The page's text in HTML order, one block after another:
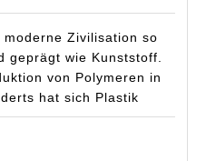
Zivilisation so
geprägt wie Kunststoff.
von Polymeren in
hat sich Plastik